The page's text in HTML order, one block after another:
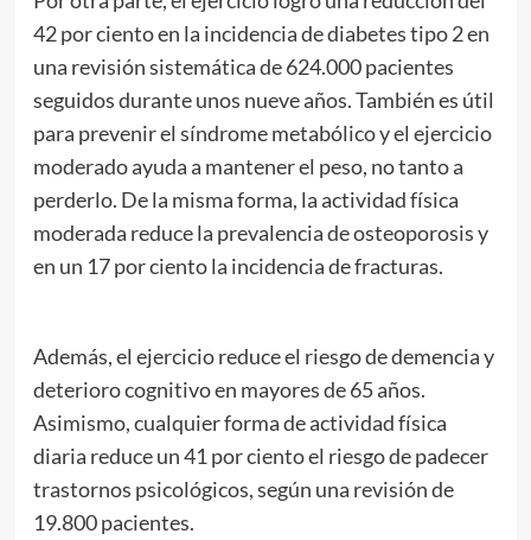
42 por ciento en la incidencia de diabetes tipo 2 en
una revisión sistemática de 624.000 pacientes
seguidos durante unos nueve años. También es útil
para prevenir el síndrome metabólico y el ejercicio
moderado ayuda a mantener el peso, no tanto a
perderlo. De la misma forma, la actividad física
moderada reduce la prevalencia de osteoporosis y
en un 17 por ciento la incidencia de fracturas.
Además, el ejercicio reduce el riesgo de demencia y
deterioro cognitivo en mayores de 65 años.
Asimismo, cualquier forma de actividad física
diaria reduce un 41 por ciento el riesgo de padecer
trastornos psicológicos, según una revisión de
19.800 pacientes.